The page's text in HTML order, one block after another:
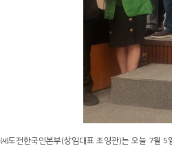
㈔도전한국인본부(상임대표 조영관)는 오늘 7월 5